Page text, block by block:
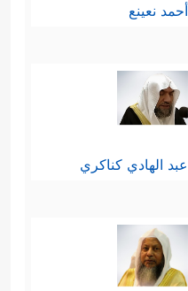
أحمد نعينع
عبد الهادي كناكري